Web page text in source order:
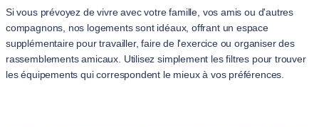
Si vous prévoyez de vivre avec votre famille, vos amis ou d'autres
compagnons, nos logements sont idéaux, offrant un espace
supplémentaire pour travailler, faire de l'exercice ou organiser des
rassemblements amicaux. Utilisez simplement les filtres pour trouver
les équipements qui correspondent le mieux à vos préférences.